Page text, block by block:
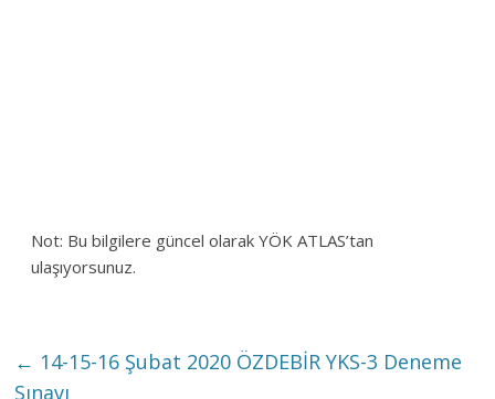
Not: Bu bilgilere güncel olarak YÖK ATLAS’tan
ulaşıyorsunuz.
← 14-15-16 Şubat 2020 ÖZDEBİR YKS-3 Deneme
Sınavı